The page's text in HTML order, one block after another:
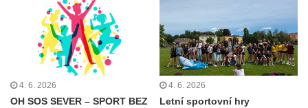
4. 6. 2026
OH SOS SEVER – SPORT BEZ
4. 6. 2026
Letní sportovní hry